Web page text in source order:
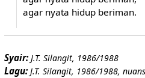
agar nyata hidup beriman.
Syair: J.T. Silangit, 1986/1988
Lagu: J.T. Silangit, 1986/1988,